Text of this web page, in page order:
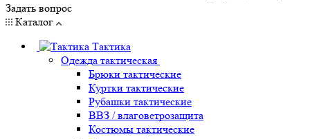
Задать вопрос
Каталог
Тактика
Одежда тактическая
Брюки тактические
Куртки тактические
Рубашки тактические
ВВЗ / влаговетрозащита
Костюмы тактические